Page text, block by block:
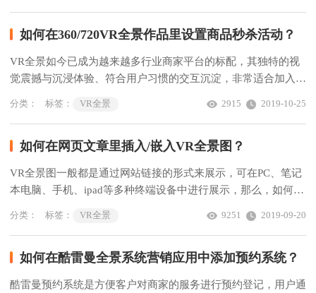
如何在360/720VR全景作品里设置商品秒杀活动？
VR全景如今已成为越来越多行业商家平台的标配，其独特的视
觉震撼与沉浸体验、符合用户习惯的交互沉淀，非常适合加入广
动？
分类： 标签： VR全景 2019-10-25
2915
如何在网页文章里插入/嵌入VR全景图？
VR全景图一般都是通过网站链接的形式来展示，可在PC、笔记
本电脑、手机、ipad等多种终端设备中进行展示，那么，如何在
分类： 标签： VR全景 2019-09-20
9251
如何在酷雷曼全景系统营销应用中添加预约系统？
酷雷曼预约系统是方便客户对商家的服务进行预约登记，用户通